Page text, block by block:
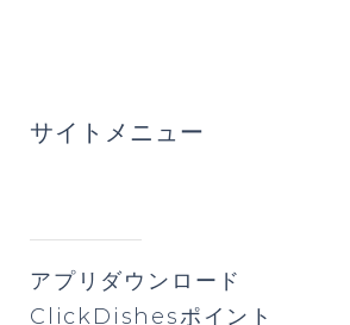
サイトメニュー
アプリダウンロード​
ClickDishesポイント